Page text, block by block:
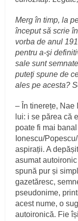
Merg în timp, la
început să scrie în
vorba de anul
pentru a-şi
sale sunt
puteţi spune de
ales pe acesta?
– În tinerețe, Nae
lui: i se părea că
poate fi mai
Ionescu/
aspirații. A
asumat
spună pur și
gazetăresc,
pseudonime,
acest nume, o
autoironică. Fie